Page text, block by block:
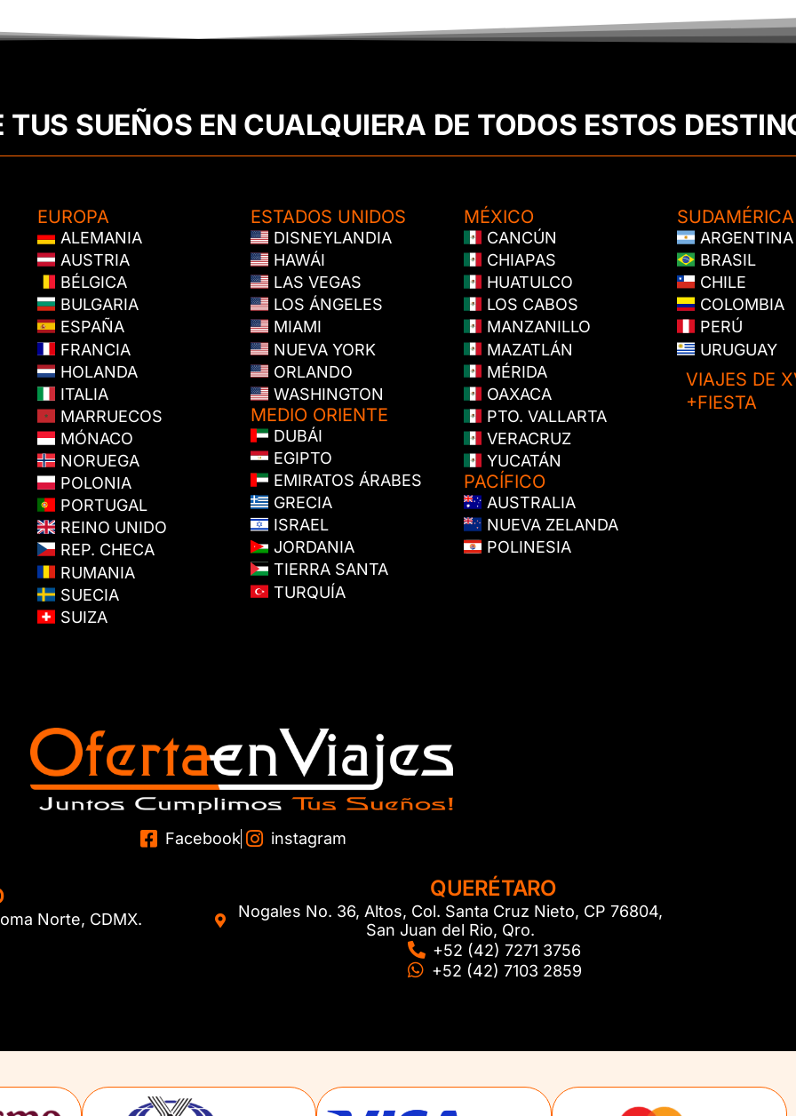
SUEÑOS EN CUALQUIERA DE TODOS ESTOS
EUROPA
ALEMANIA
AUSTRIA
BÉLGICA
BULGARIA
ESPAÑA
FRANCIA
HOLANDA
ITALIA
MARRUECOS
MÓNACO
NORUEGA
POLONIA
PORTUGAL
REINO UNIDO
REP. CHECA
RUMANIA
SUECIA
SUIZA
ESTADOS UNIDOS
DISNEYLANDIA
HAWÁI
LAS VEGAS
LOS ÁNGELES
MIAMI
NUEVA YORK
ORLANDO
WASHINGTON
MEDIO ORIENTE
DUBÁI
EGIPTO
EMIRATOS ÁRABES
GRECIA
ISRAEL
JORDANIA
TIERRA SANTA
TURQUÍA
MÉXICO
CANCÚN
CHIAPAS
HUATULCO
LOS CABOS
MANZANILLO
MAZATLÁN
MÉRIDA
OAXACA
PTO. VALLARTA
VERACRUZ
YUCATÁN
PACÍFICO
AUSTRALIA
NUEVA ZELANDA
POLINESIA
SUDAMÉRICA
ARGENTINA
BRASIL
CHILE
COLOMBIA
PERÚ
URUGUAY
VIAJES DE
+FIESTA
Facebook instagram
Norte, CDMX.
QUERÉTARO
Nogales No. 36, Altos, Col. Santa Cruz Nieto, CP 76804,
San Juan del Rio, Qro.
+52 (42) 7271 3756
+52 (42) 7103 2859